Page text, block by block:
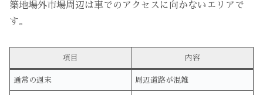
築地場外市場周辺は車でのアクセスに向かないエリアで
す。
項目 内容
通常の週末 周辺道路が混雑